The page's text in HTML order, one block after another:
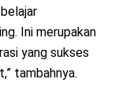
Ini merupakan
yang sukses
tambahnya.